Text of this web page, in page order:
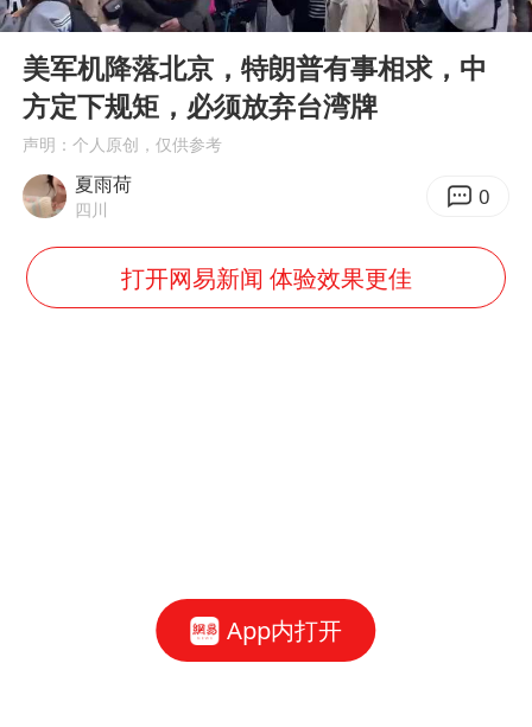
Play
00:00 04:42
美军机降落北京，特朗普有事相求，中
方定下规矩，必须放弃台湾牌
声明：个人原创，仅供参考
夏雨荷
四川 0
打开网易新闻 体验效果更佳
App内打开